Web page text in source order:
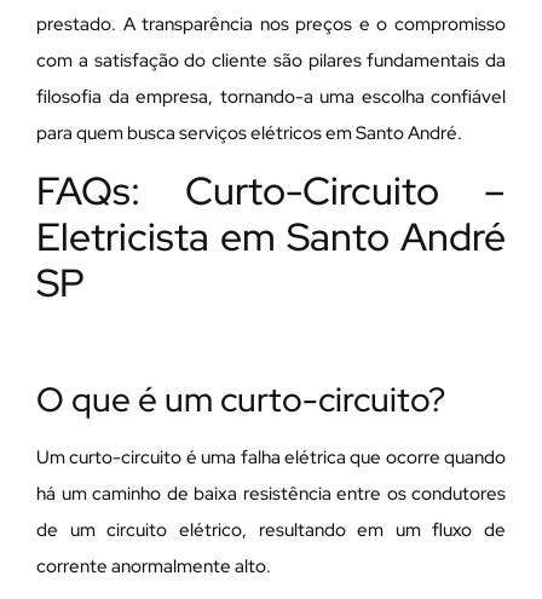
prestado. A transparência nos preços e o compromisso
com a satisfação do cliente são pilares fundamentais da
filosofia da empresa, tornando-a uma escolha confiável
para quem busca serviços elétricos em Santo André.
FAQs: Curto-Circuito –
Eletricista em Santo André
SP
O que é um curto-circuito?
Um curto-circuito é uma falha elétrica que ocorre quando
há um caminho de baixa resistência entre os condutores
de um circuito elétrico, resultando em um fluxo de
corrente anormalmente alto.